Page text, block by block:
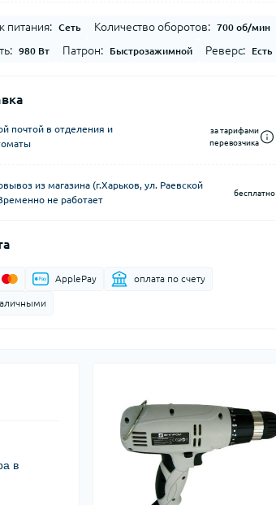
питания: Сеть Количество оборотов: 700 об/мин
980 Вт Патрон: Быстрозажимной Реверс: Есть
почтой в отделения и
за тарифами
перевозчика
из магазина (г.Харьков, ул. Раевской
не работает
бесплатно
ApplePay оплата по счету
в